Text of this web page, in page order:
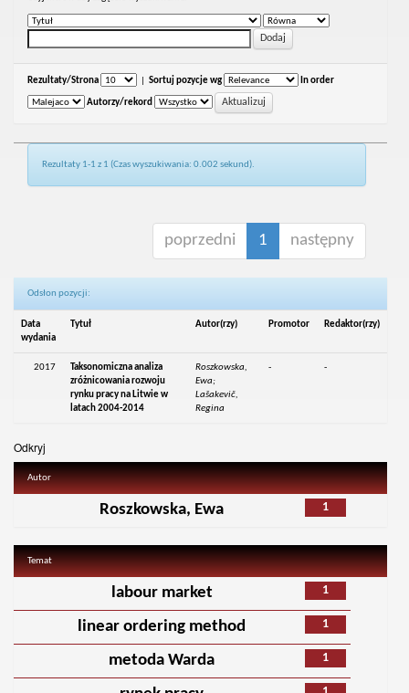
Rezultaty/Strona Sortuj pozycje wg In order
Autorzy/rekord
Rezultaty 1-1 z 1 (Czas wyszukiwania: 0.002 sekund).
poprzedni 1 następny
Odsłon pozycji:
Data
wydania
Tytuł Autor(rzy) Promotor Redaktor(rzy)
2017
Taksonomiczna analiza
zróżnicowania rozwoju
rynku pracy na Litwie w
latach 2004-2014
Roszkowska,
Ewa;
Lašakevič,
Regina
- -
Odkryj
Autor
1
Roszkowska, Ewa
Temat
1
labour market
1
linear ordering method
1
metoda Warda